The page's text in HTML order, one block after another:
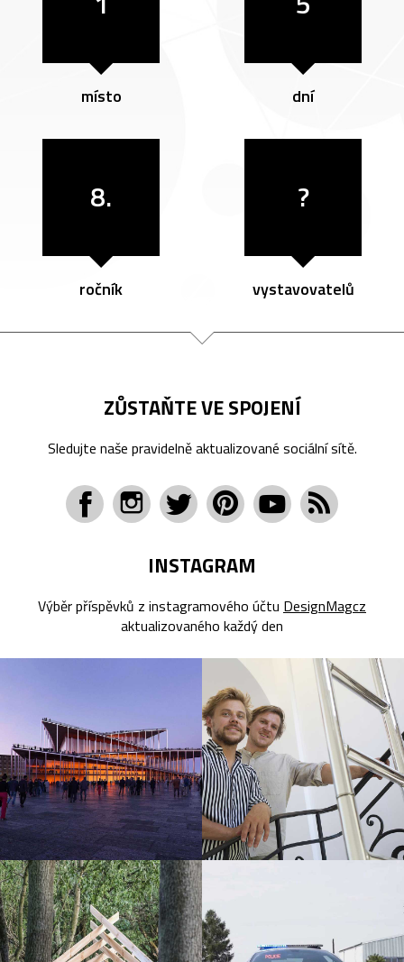
místo dní
8.
ročník
?
vystavovatelů
ZŮSTAŇTE VE SPOJENÍ
Sledujte naše pravidelně aktualizované sociální sítě.
INSTAGRAM
Výběr příspěvků z instagramového účtu DesignMagcz
aktualizovaného každý den